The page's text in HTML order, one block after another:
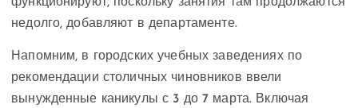
недолго, добавляют в департаменте.
Напомним, в городских учебных заведениях по
рекомендации столичных чиновников ввели
вынужденные каникулы с 3 до 7 марта. Включая